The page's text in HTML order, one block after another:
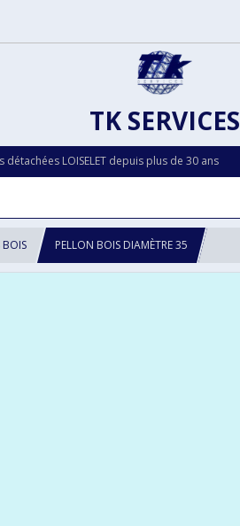
TK SERVICES
LOISELET depuis plus de 30 ans
BOIS PELLON BOIS DIAMÈTRE 35